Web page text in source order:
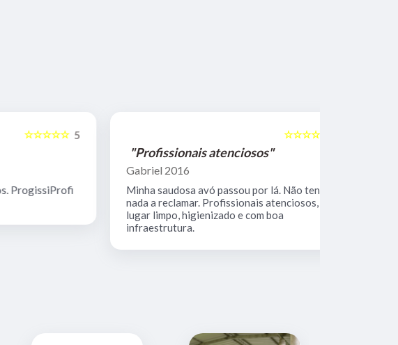
5 5
☆☆☆☆☆
"Profissionais atenciosos"
Gabriel 2016
Minha saudosa avó passou por lá. Não tenho
nada a reclamar. Profissionais atenciosos,
lugar limpo, higienizado e com boa
infraestrutura.